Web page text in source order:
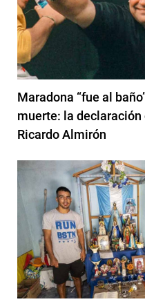
Maradona “fue al
muerte: la
Ricardo Almirón